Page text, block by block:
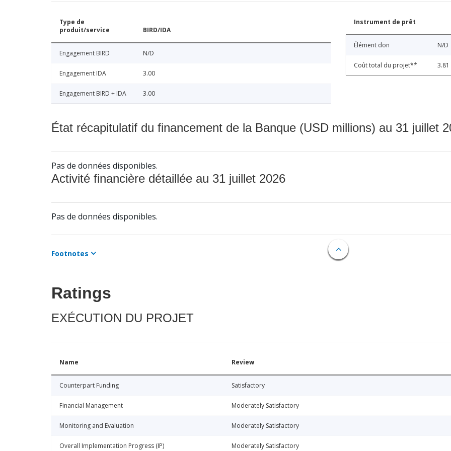
Type de
produit/service
BIRD/IDA
Engagement BIRD N/D
Engagement IDA 3.00
Engagement BIRD + IDA 3.00
Instrument de prêt
Élément don N/D
Coût total du projet** 3.81
État récapitulatif du financement de la Banque (USD millions) au 31 juillet
Pas de données disponibles.
Activité financière détaillée au 31 juillet 2026
Pas de données disponibles.
Footnotes
Ratings
EXÉCUTION DU PROJET
Name Review
Counterpart Funding Satisfactory
Financial Management Moderately Satisfactory
Monitoring and Evaluation Moderately Satisfactory
Overall Implementation Progress (IP) Moderately Satisfactory